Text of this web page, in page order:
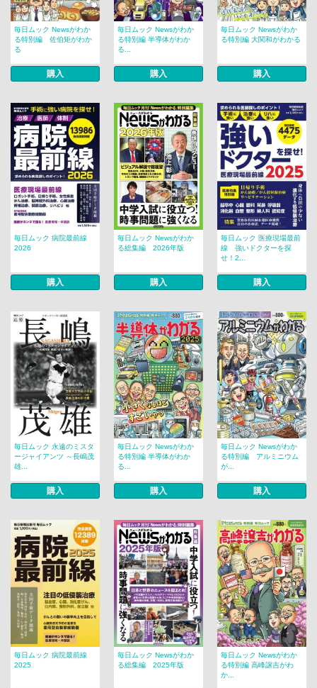
毎日ムック Newsがわか
る特別編 佐伯矩がわか
る
購入
毎日ムック Newsがわか
る特別編 半導体がわか
る...
購入
毎日ムック Newsがわか
る特別編 大関和がわかる
購入
毎日ムック 病院最前線
2026
購入
毎日ムック Newsがわか
る総集編 2026年版
購入
毎日ムック 医療現場最前
線 強いドクターを探
せ！2...
購入
毎日ムック 永遠のミスタ
ージャイアンツ ～長嶋茂
雄...
購入
毎日ムック Newsがわか
る特別編 半導体がわか
る...
購入
毎日ムック Newsがわか
る特別編 アルミニウム
が...
購入
毎日ムック 病院最前線
2025
毎日ムック Newsがわか
る総集編 2025年版
毎日ムック Newsがわか
る特別編 高峰譲吉がわ
か...